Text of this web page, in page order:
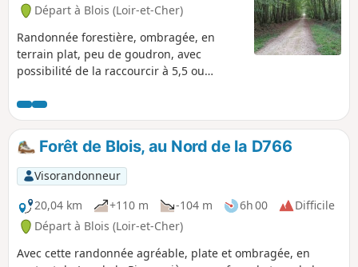
Départ à Blois (Loir-et-Cher)
Randonnée forestière, ombragée, en
terrain plat, peu de goudron, avec
possibilité de la raccourcir à 5,5 ou
pour éviter une portion finale un peu
bruyante, due à la D 766.
Forêt de Blois, au Nord de la D766
Visorandonneur
20,04 km
+110 m -104 m 6h 00
Difficile
Départ à Blois (Loir-et-Cher)
Avec cette randonnée agréable, plate et ombragée, en